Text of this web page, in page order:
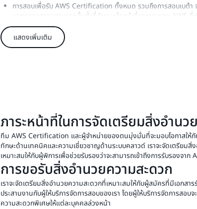
การสอบเพื่อรับ AWS Certification ทั้งหมด รวมถึงการสอบเบต้า
มาตรฐานความสามารถขั้นต่ำที่กำหนดโดยผู้เชี่ยวชาญของ AWS
และแนวทางที่ดีที่สุดในอุตสาหกรรมการรับรอง
SME ตรวจสอบเนื้อหาการสอบ AWS Certification ทั้งหมด รวมถึง
สอบเบต้า เพื่อให้มั่นใจในคุณภาพ
การสอบเบต้าประกอบด้วยคำถามรวมมากขึ้นและคำถามที่มีคะแนนม
ของการสอบเดียวกัน
การสอบเบต้ามีระยะเวลาจำกัด (โดยทั่วไปตั้งแต่ 1 - 3 เดือน)
การสอบเบต้ามีส่วนลดจากราคาสอบมาตรฐาน
ผู้เข้าสอบเบต้าจะเข้าสอบเบต้าได้เพียงครั้งเดียวเท่านั้น หากต้องการ
เวอร์ชันมาตรฐานของการสอบจะพร้อมใช้งานทั่วไป
แสดงเพิ่มเติม
ภาระหน้าที่ในการจัดเตรียมสิ่งอำนว
ทีม AWS Certification และผู้จำหน่ายของตนมุ่งมั่นที่จะมอบโอกาสให้
ทักษะด้านเทคนิคและความเชี่ยวชาญด้านระบบคลาวด์ เราจะจัดเตรียมสิ่
เหมาะสมให้กับผู้พิการเพื่อช่วยรับรองว่าจะสามารถเข้าถึงการรับรองจาก
การขอรับสิ่งอำนวยความสะดวก
เราจะจัดเตรียมสิ่งอำนวยความสะดวกที่เหมาะสมให้กับผู้สมัครที่มีเอกสา
ประสานงานกับผู้ให้บริการจัดการสอบของเรา โดยผู้ให้บริการจัดการสอบ
ความสะดวกพิเศษให้แต่ละบุคคลล่วงหน้า